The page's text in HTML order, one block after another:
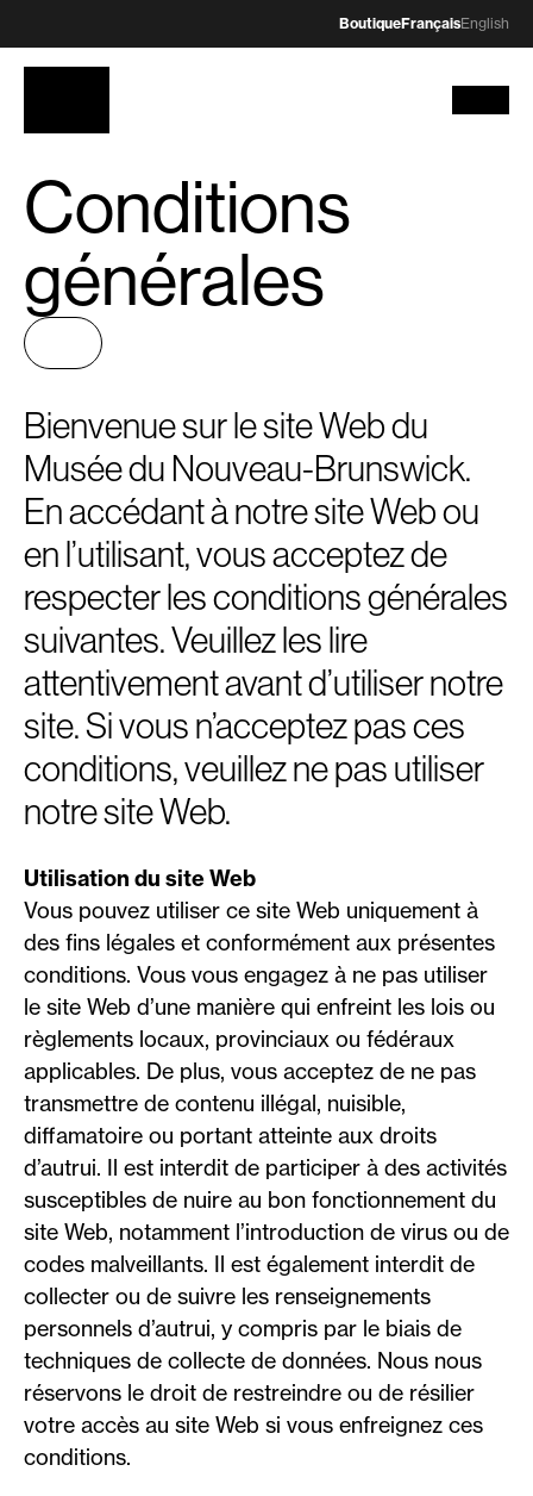
BoutiqueFrançaisEnglish
Conditions
générales
Bienvenue sur le site Web du
Musée du Nouveau-Brunswick.
En accédant à notre site Web ou
en l’utilisant, vous acceptez de
respecter les conditions générales
suivantes. Veuillez les lire
attentivement avant d’utiliser notre
site. Si vous n’acceptez pas ces
conditions, veuillez ne pas utiliser
notre site Web.
Utilisation du site Web
Vous pouvez utiliser ce site Web uniquement à
des fins légales et conformément aux présentes
conditions. Vous vous engagez à ne pas utiliser
le site Web d’une manière qui enfreint les lois ou
règlements locaux, provinciaux ou fédéraux
applicables. De plus, vous acceptez de ne pas
transmettre de contenu illégal, nuisible,
diffamatoire ou portant atteinte aux droits
d’autrui. Il est interdit de participer à des activités
susceptibles de nuire au bon fonctionnement du
site Web, notamment l’introduction de virus ou de
codes malveillants. Il est également interdit de
collecter ou de suivre les renseignements
personnels d’autrui, y compris par le biais de
techniques de collecte de données. Nous nous
réservons le droit de restreindre ou de résilier
votre accès au site Web si vous enfreignez ces
conditions.